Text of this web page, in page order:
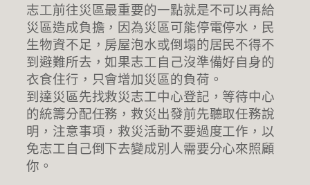
志工前往災區最重要的一點就是不可以再給
災區造成負擔，因為災區可能停電停水，民
生物資不足，房屋泡水或倒塌的居民不得不
到避難所去，如果志工自己沒準備好自身的
衣食住行，只會增加災區的負荷。
到達災區先找救災志工中心登記，等待中心
的統籌分配任務，救災出發前先聽取任務說
明，注意事項，救災活動不要過度工作，以
免志工自己倒下去變成別人需要分心來照顧
你。